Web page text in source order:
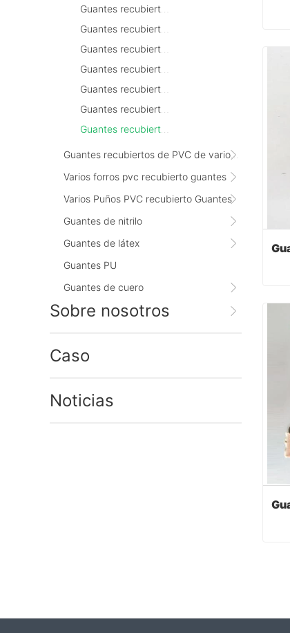
Guantes recubiertos de PVC de varios tamaños
Varios forros pvc recubierto guantes
Varios Puños PVC recubierto Guantes
Guantes de nitrilo
Guantes de látex
Guantes PU
Guantes de cuero
Sobre nosotros
Caso
Noticias